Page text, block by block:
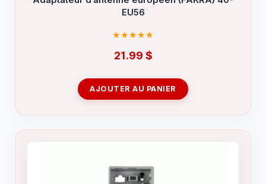
EU56
21.99 $
AJOUTER AU PANIER